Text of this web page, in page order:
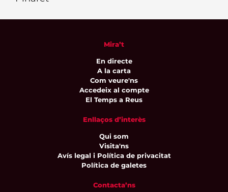
Mira’t
En directe
A la carta
Com veure'ns
Accedeix al compte
El Temps a Reus
Enllaços d’interès
Qui som
Visita'ns
Avís legal i Política de privacitat
Política de galetes
Contacta’ns